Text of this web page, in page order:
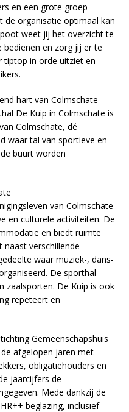
en een grote groep
de organisatie optimaal kan
weet jij het overzicht te
en zorg jij er te
tiptop in orde uitziet en
hart van Colmschate
De Kuip in Colmschate is
Colmschate, dé
waar tal van sportieve en
buurt worden
van Colmschate
en culturele activiteiten. De
en biedt ruimte
naast verschillende
waar muziek-, dans-
De sporthal
zaalsporten. De Kuip is ook
repeteert en
Gemeenschapshuis
afgelopen jaren met
obligatiehouders en
jaarcijfers de
Mede dankzij de
beglazing, inclusief